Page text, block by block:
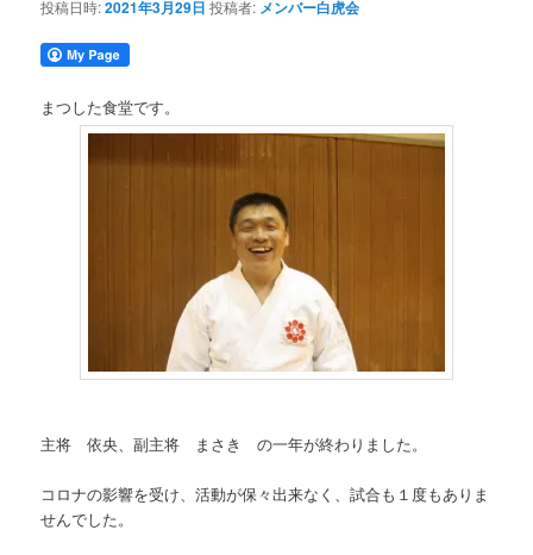
投稿日時:2021年3月29日 投稿者: メンバー白虎会
まつした食堂です。
主将 依央、副主将 まさき の一年が終わりました。
コロナの影響を受け、活動が保々出来なく、試合も１度もありま
せんでした。